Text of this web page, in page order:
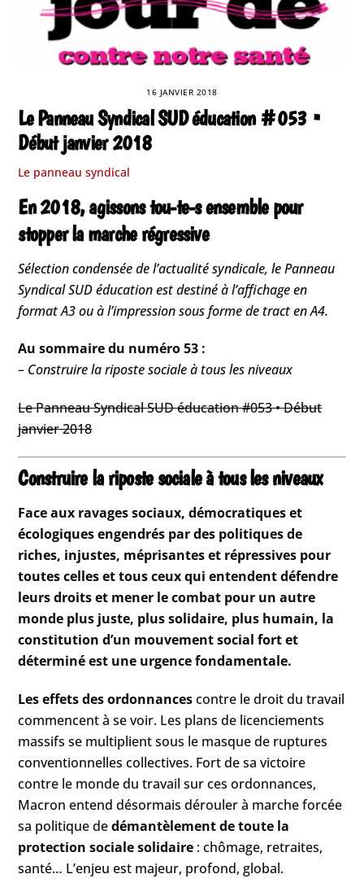
16 JANVIER 2018
Le Panneau Syndical SUD éducation #053 •
Début janvier 2018
Le panneau syndical
En 2018, agissons tou-te-s ensemble pour
stopper la marche régressive
Sélection condensée de l’actualité syndicale, le Panneau
Syndical SUD éducation est destiné à l’affichage en
format A3 ou à l’impression sous forme de tract en A4.
Au sommaire du numéro 53 :
– Construire la riposte sociale à tous les niveaux
Le Panneau Syndical SUD éducation #053 • Début
janvier 2018
Construire la riposte sociale à tous les niveaux
Face aux ravages sociaux, démocratiques et
écologiques engendrés par des politiques de
riches, injustes, méprisantes et répressives pour
toutes celles et tous ceux qui entendent défendre
leurs droits et mener le combat pour un autre
monde plus juste, plus solidaire, plus humain, la
constitution d’un mouvement social fort et
déterminé est une urgence fondamentale.
Les effets des ordonnancescontre le droit du travail
commencent à se voir. Les plans de licenciements
massifs se multiplient sous le masque de ruptures
conventionnelles collectives. Fort de sa victoire
contre le monde du travail sur ces ordonnances,
Macron entend désormais dérouler à marche forcée
sa politique dedémantèlement de toute la
protection sociale solidaire : chômage, retraites,
santé… L’enjeu est majeur, profond, global.